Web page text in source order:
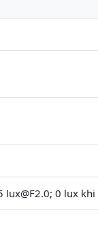
lux@F2.0; 0 lux khi